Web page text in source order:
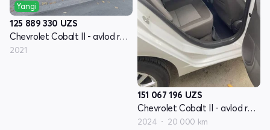
Yangi
125 889 330 UZS
Chevrolet Cobalt II - avlod restyling
2021
151 067 196 UZS
Chevrolet Cobalt II - avlod restyling
2024 20 000 km